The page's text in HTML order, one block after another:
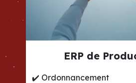
ERP de
✔️ Ordonnancement